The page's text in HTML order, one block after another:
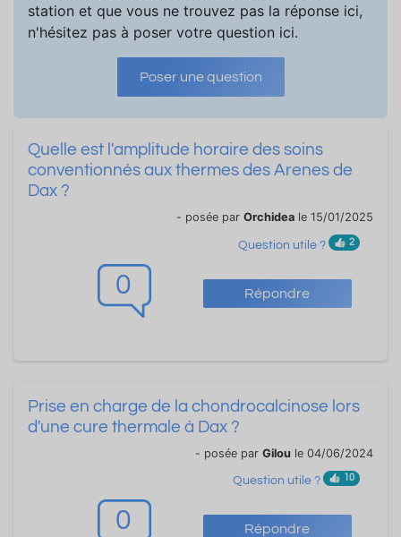
station et que vous ne trouvez pas la réponse ici,
n'hésitez pas à poser votre question ici.
Poser une question
0 Répondre
Quelle est l'amplitude horaire des soins
conventionnés aux thermes des Arenes de
Dax ?
- posée par Orchidea le 15/01/2025
Question utile ? 2
0 Répondre
Prise en charge de la chondrocalcinose lors
d'une cure thermale à Dax ?
- posée par Gilou le 04/06/2024
Question utile ? 10